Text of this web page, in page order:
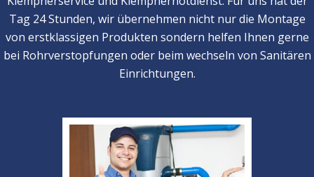
Tag 24 Stunden, wir übernehmen nicht nur die Montage
von erstklassigen Produkten sondern helfen Ihnen gerne
bei Rohrverstopfungen oder beim wechseln von Sanitären
Einrichtungen.